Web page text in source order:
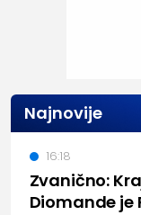
Najnovije
Zvanično:
Diomande je
16:18